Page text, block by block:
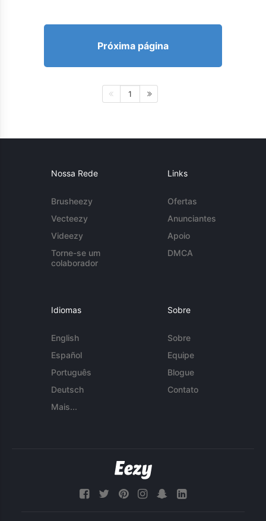
Próxima página
1
Nossa Rede
Brusheezy
Vecteezy
Videezy
Torne-se um
colaborador
Links
Ofertas
Anunciantes
Apoio
DMCA
Idiomas
English
Español
Português
Deutsch
Mais...
Sobre
Sobre
Equipe
Blogue
Contato